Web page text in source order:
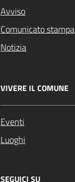
Avviso
Comunicato stampa
Notizia
VIVERE IL COMUNE
Eventi
Luoghi
SEGUICI SU